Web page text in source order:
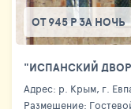
ОТ 945 Р ЗА НОЧЬ
"ИСПАНСКИЙ
Адрес: р. Крым, г.
Размещение: